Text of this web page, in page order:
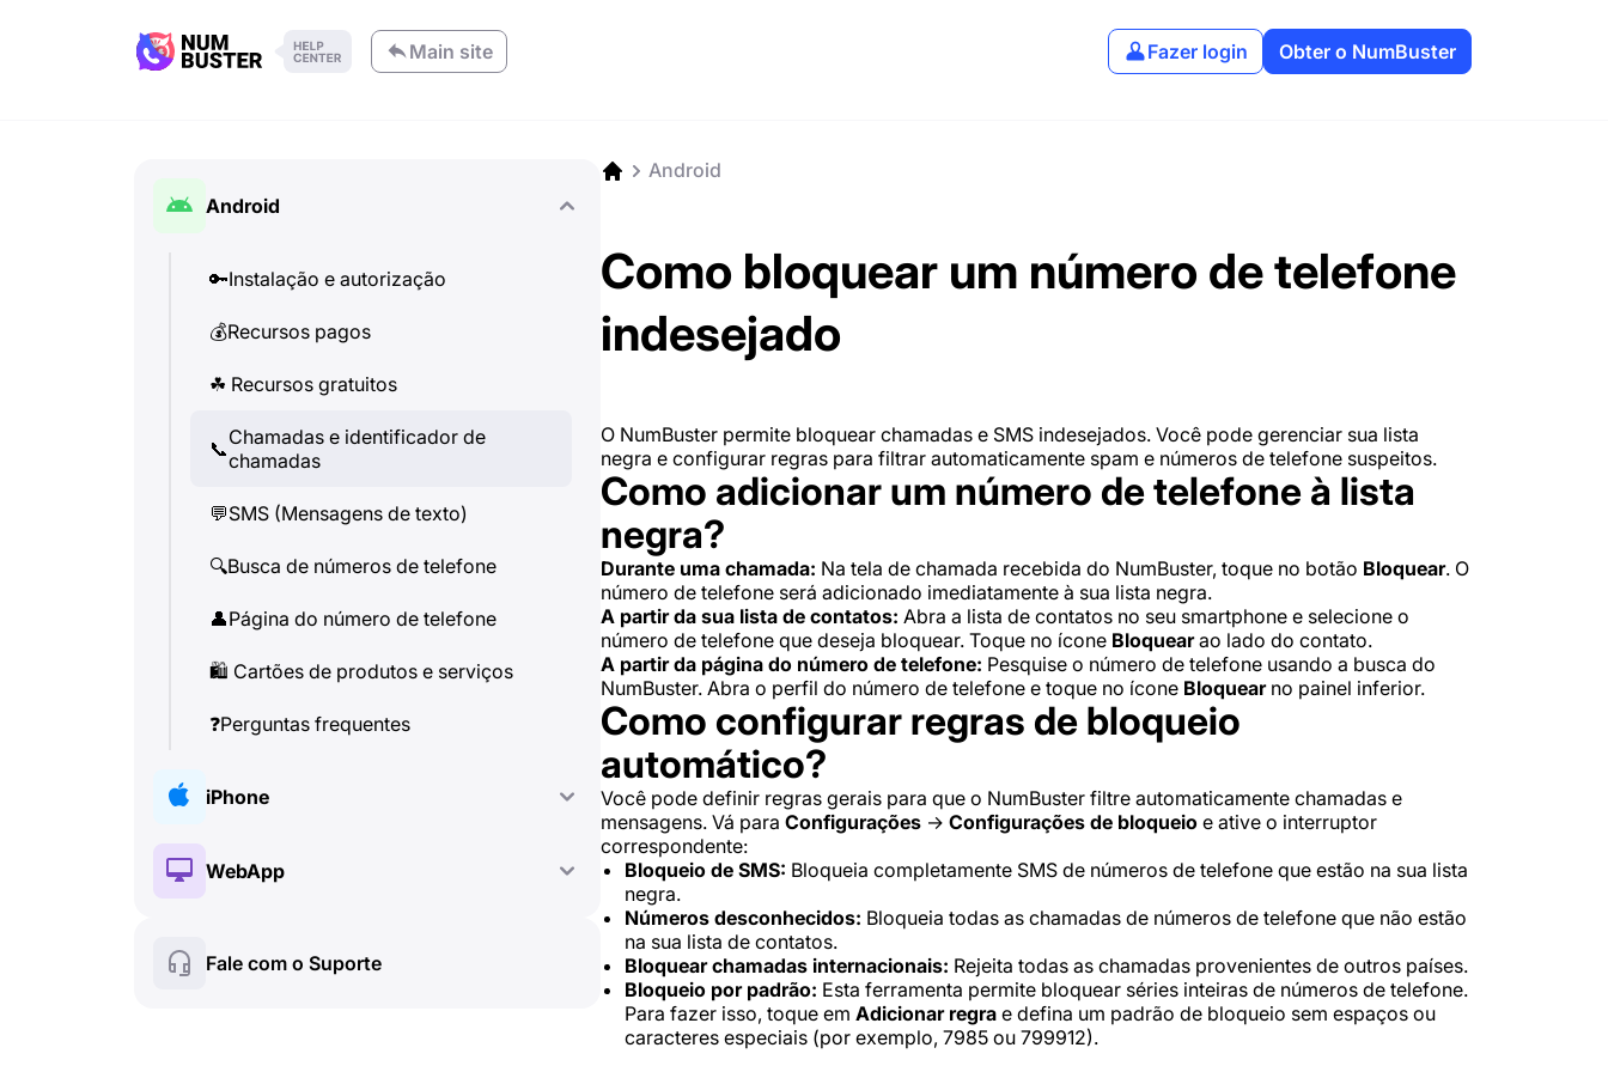
Main site Fazer login Obter o NumBuster
Android
🔑Instalação e autorização
💰Recursos pagos
☘ ️ Recursos gratuitos
📞Chamadas e identificador de
chamadas
💬SMS (Mensagens de texto)
🔍Busca de números de telefone
👤Página do número de telefone
🛍 ️ Cartões de produtos e serviços
❓Perguntas frequentes
iPhone
🔑 Instalação e autorização
☘️ Recursos gratuitos
WebApp
Fale com o Suporte
Android
Como bloquear um número de telefone
indesejado
O NumBuster permite bloquear chamadas e SMS indesejados. Você pode gerenciar sua lista
negra e configurar regras para filtrar automaticamente spam e números de telefone suspeitos.
Como adicionar um número de telefone à lista
negra?
Durante uma chamada: Na tela de chamada recebida do NumBuster, toque no botão Bloquear. O
número de telefone será adicionado imediatamente à sua lista negra.
A partir da sua lista de contatos: Abra a lista de contatos no seu smartphone e selecione o
número de telefone que deseja bloquear. Toque no ícone Bloquearao lado do contato.
A partir da página do número de telefone: Pesquise o número de telefone usando a busca do
NumBuster. Abra o perfil do número de telefone e toque no ícone Bloquearno painel inferior.
Como configurar regras de bloqueio
automático?
Você pode definir regras gerais para que o NumBuster filtre automaticamente chamadas e
mensagens. Vá para Configurações → Configurações de bloqueio e ative o interruptor
correspondente:
Bloqueio de SMS: Bloqueia completamente SMS de números de telefone que estão na sua lista
negra.
Números desconhecidos: Bloqueia todas as chamadas de números de telefone que não estão
na sua lista de contatos.
Bloquear chamadas internacionais: Rejeita todas as chamadas provenientes de outros países.
Bloqueio por padrão: Esta ferramenta permite bloquear séries inteiras de números de telefone.
Para fazer isso, toque em Adicionar regra e defina um padrão de bloqueio sem espaços ou
caracteres especiais (por exemplo, 7985 ou 799912).